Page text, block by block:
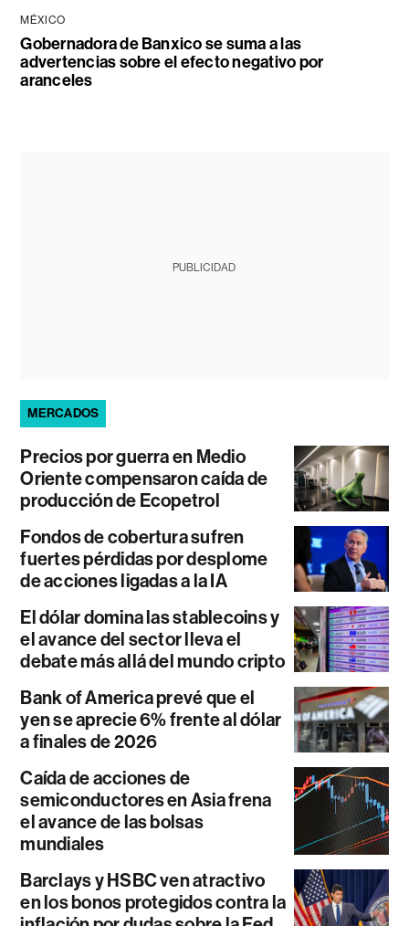
MÉXICO
Gobernadora de Banxico se suma a las
advertencias sobre el efecto negativo por
aranceles
PUBLICIDAD
MERCADOS
Precios por guerra en Medio
Oriente compensaron caída de
producción de Ecopetrol
Fondos de cobertura sufren
fuertes pérdidas por desplome
de acciones ligadas a la IA
El dólar domina las stablecoins y
el avance del sector lleva el
debate más allá del mundo cripto
Bank of America prevé que el
yen se aprecie 6% frente al dólar
a finales de 2026
Caída de acciones de
semiconductores en Asia frena
el avance de las bolsas
mundiales
Barclays y HSBC ven atractivo
en los bonos protegidos contra la